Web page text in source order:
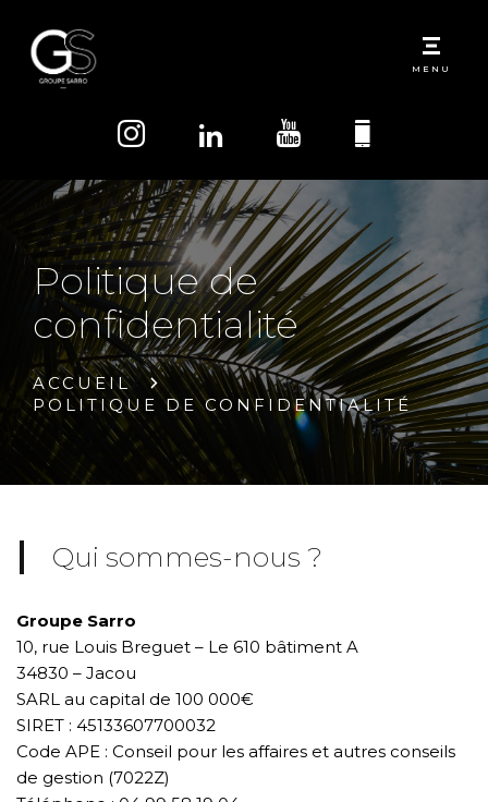
MENU
Politique de
confidentialité
ACCUEIL
POLITIQUE DE CONFIDENTIALITÉ
Qui sommes-nous ?
Groupe Sarro
10, rue Louis Breguet – Le 610 bâtiment A
34830 – Jacou
SARL au capital de 100 000€
SIRET : 45133607700032
Code APE : Conseil pour les affaires et autres conseils
de gestion (7022Z)